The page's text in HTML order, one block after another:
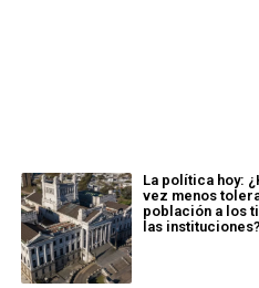
La política hoy:
vez menos
población a los
las instituciones?